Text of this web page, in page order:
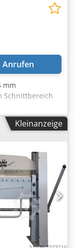
Anrufen
mm
Schnittbereich
bei 90
Tksrorf
LxBxH 0,6 x
Rohren und
Nichteisen-
Kleinanzeige